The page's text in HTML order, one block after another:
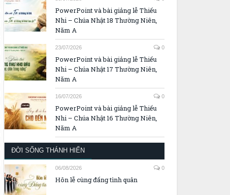
PowerPoint và bài giảng lễ Thiếu
Nhi – Chúa Nhật 18 Thường Niên,
Năm A
23/07/2026 0
PowerPoint và bài giảng lễ Thiếu
Nhi – Chúa Nhật 17 Thường Niên,
Năm A
16/07/2026 0
PowerPoint và bài giảng lễ Thiếu
Nhi – Chúa Nhật 16 Thường Niên,
Năm A
ĐỜI SỐNG THÁNH HIẾN
06/08/2026 0
Hôn lễ cùng đấng tình quân